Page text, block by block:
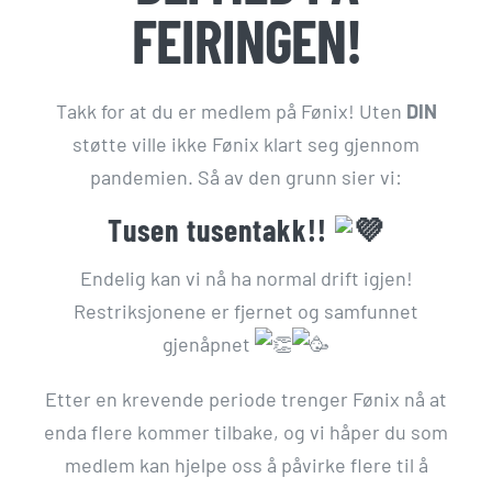
FEIRINGEN!
Takk for at du er medlem på Fønix! Uten DIN
støtte ville ikke Fønix klart seg gjennom
pandemien. Så av den grunn sier vi:
Tusen tusentakk!!
Endelig kan vi nå ha normal drift igjen!
Restriksjonene er fjernet og samfunnet
gjenåpnet
Etter en krevende periode trenger Fønix nå at
enda flere kommer tilbake, og vi håper du som
medlem kan hjelpe oss å påvirke flere til å